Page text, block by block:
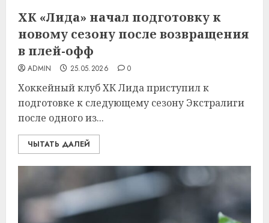
ХК «Лида» начал подготовку к
новому сезону после возвращения
в плей-офф
ADMIN 25.05.2026 0
Хоккейный клуб ХК Лида приступил к
подготовке к следующему сезону Экстралиги
после одного из...
ЧЫТАТЬ ДАЛЕЙ